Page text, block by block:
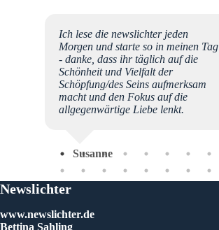
Tun!
Ich lese die newslichter jeden
Morgen und starte so in meinen Tag
- danke, dass ihr täglich auf die
Schönheit und Vielfalt der
Schöpfung/des Seins aufmerksam
macht und den Fokus auf die
allgegenwärtige Liebe lenkt.
Susanne
Newslichter
www.newslichter.de
Bettina Sahling